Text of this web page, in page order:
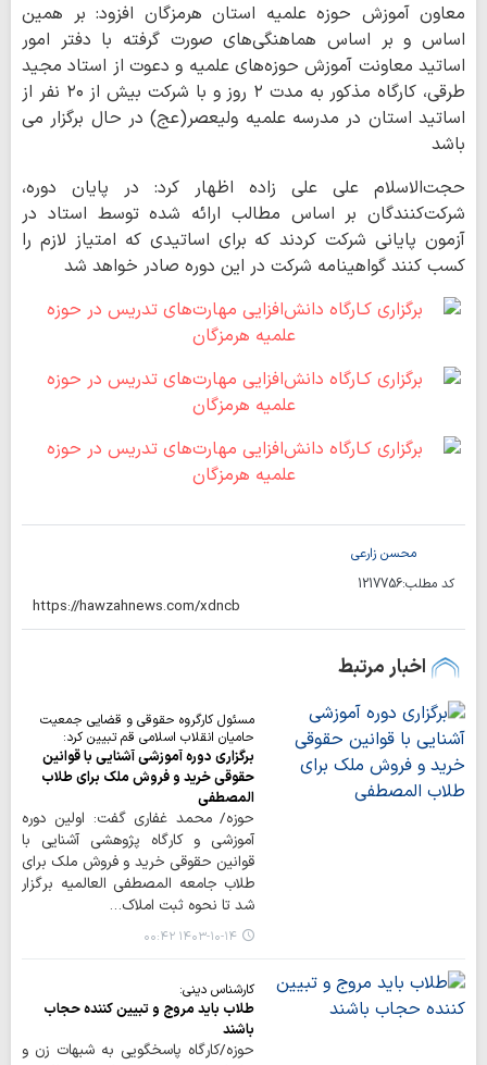
معاون آموزش حوزه علمیه استان هرمزگان افزود: بر همین
اساس و بر اساس هماهنگی‌های صورت گرفته با دفتر امور
اساتید معاونت آموزش حوزه‌های علمیه و دعوت از استاد مجید
طرقی، کارگاه مذکور به مدت ۲ روز و با شرکت بیش از ۲۰ نفر از
اساتید استان در مدرسه علمیه ولیعصر(عج) در حال برگزار می
باشد
حجت‌الاسلام علی علی زاده اظهار کرد: در پایان دوره،
شرکت‌کنندگان بر اساس مطالب ارائه شده توسط استاد در
آزمون پایانی شرکت کردند که برای اساتیدی که امتیاز لازم را
کسب کنند گواهینامه شرکت در این دوره صادر خواهد شد
محسن زارعی
کد مطلب:1217756
اخبار مرتبط
مسئول کارگروه حقوقی و قضایی جمعیت
حامیان انقلاب اسلامی قم تبیین کرد:
برگزاری دوره آموزشی آشنایی با قوانین
حقوقی خرید و فروش ملک برای طلاب
المصطفی
حوزه/ محمد غفاری گفت: اولین دوره
آموزشی و کارگاه پژوهشی آشنایی با
قوانین حقوقی خرید و فروش ملک برای
طلاب جامعه المصطفی العالمیه برگزار
شد تا نحوه ثبت املاک…
۱۴۰۳-۱۰-۱۴ ۰۰:۴۲
کارشناس دینی:
طلاب باید مروج و تبیین کننده‌ حجاب
باشند
حوزه/کارگاه پاسخگویی به شبهات زن و